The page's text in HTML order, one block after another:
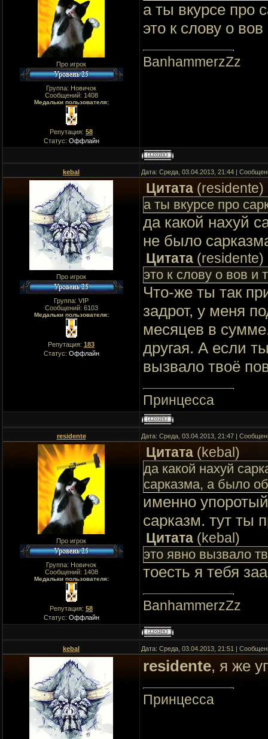
Про игрок
Группа: Новичок
Сообщений: 1408
Медальки пользователя:
Репутация: 58
Статус: Оффлайн
а ты вкурсе про
это к слову о
BanhammerzZz
kebal Дата: Среда, 03.04.2013, 21:44 |
Про игрок
Группа: VIP
Сообщений: 6103
Медальки пользователя:
Репутация: 183
Статус: Оффлайн
Цитата (residente)
а ты вкурсе про
да какой нахуй
не было
Цитата (residente)
это к слову о вов и
Что-же ты так
задрот, у меня
месяцев в
другая. А если
вызвало твоё
Принцесса
residente Дата: Среда, 03.04.2013, 21:47 |
Про игрок
Группа: Новичок
Сообщений: 1408
Медальки пользователя:
Репутация: 58
Статус: Оффлайн
Цитата (kebal)
да какой нахуй
сарказма, а было
именно
сарказм. тут ты
Цитата (kebal)
это явно вызвало
тоесть я тебя
BanhammerzZz
kebal Дата: Среда, 03.04.2013, 21:51 |
residente, я же
Принцесса